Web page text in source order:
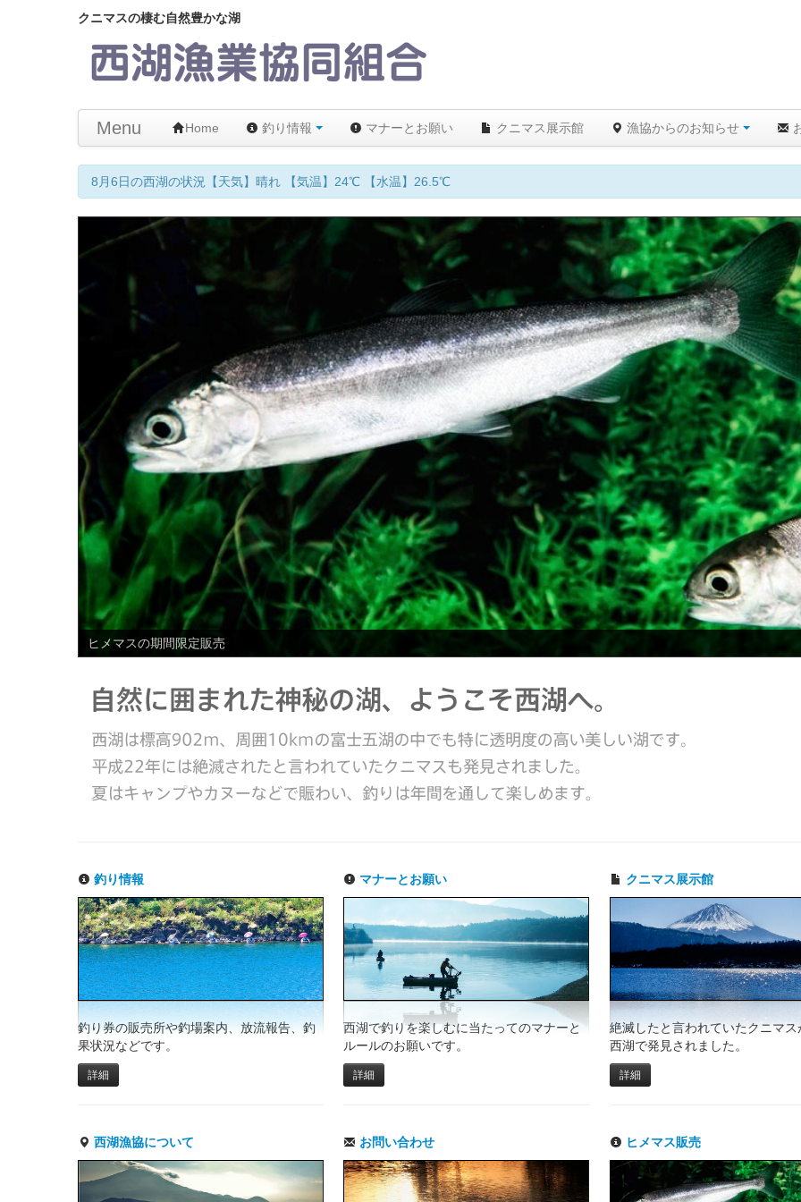
クニマスの棲む自然豊かな湖
Menu Home 釣り情報 マナーとお願い クニマス展示館 漁協からのお知らせ
【メモ】西湖はムーチング 禁止です！違反者には以後、遊漁を拒絶します！ルールを守り遊漁を楽しみましょう。
ヒメマスの期間限定販売
釣り情報
釣り券の販売所や釣場案内、放流報告、釣
果状況などです。
詳細
マナーとお願い
西湖で釣りを楽しむに当たってのマナーと
ルールのお願いです。
詳細
クニマス展示館
絶滅したと言われていたクニマ
西湖で発見されました。
詳細
西湖漁協について お問い合わせ ヒメマス販売